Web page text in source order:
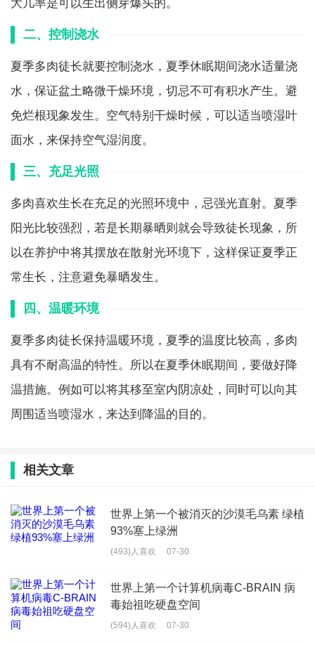
大几率是可以生出侧芽爆头的。
二、控制浇水
夏季多肉徒长就要控制浇水，夏季休眠期间浇水适量浇
水，保证盆土略微干燥环境，切忌不可有积水产生。避
免烂根现象发生。空气特别干燥时候，可以适当喷湿叶
面水，来保持空气湿润度。
三、充足光照
多肉喜欢生长在充足的光照环境中，忌强光直射。夏季
阳光比较强烈，若是长期暴晒则就会导致徒长现象，所
以在养护中将其摆放在散射光环境下，这样保证夏季正
常生长，注意避免暴晒发生。
四、温暖环境
夏季多肉徒长保持温暖环境，夏季的温度比较高，多肉
具有不耐高温的特性。所以在夏季休眠期间，要做好降
温措施。例如可以将其移至室内阴凉处，同时可以向其
周围适当喷湿水，来达到降温的目的。
相关文章
世界上第一个被消灭的沙漠毛乌素 绿植
93%塞上绿洲
(493)人喜欢 07-30
世界上第一个计算机病毒C-BRAIN 病
毒始祖吃硬盘空间
(594)人喜欢 07-30